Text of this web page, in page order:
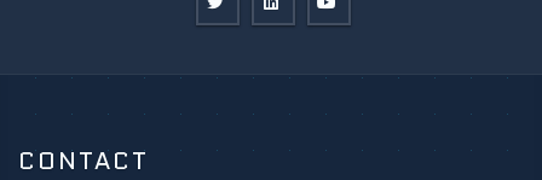
CONTACT